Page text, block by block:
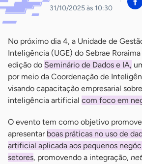
31/10/2025 às 10:30
No próximo dia 4, a Unidade de
Inteligência (UGE) do Sebrae
edição do Seminário de Dados e IA,
por meio da Coordenação de
visando capacitação empresarial
inteligência artificial com foco em
O evento tem como objetivo
apresentar boas práticas no uso de
artificial aplicada aos pequenos
setores, promovendo a integração,